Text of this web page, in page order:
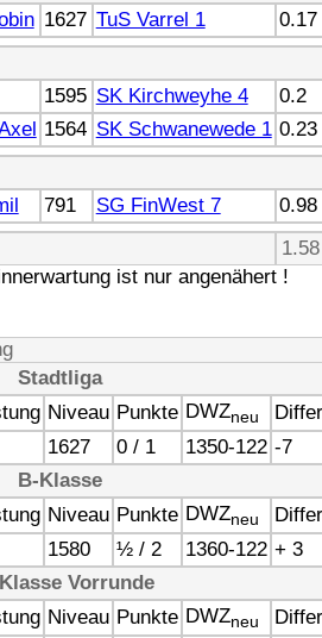
1627 TuS Varrel 1 0.17
1595 SK Kirchweyhe 4 0.2
1564 SK Schwanewede 1 0.23
791 SG FinWest 7 0.98
1.58
ist nur angenähert !
Stadtliga
Niveau Punkte DWZneu
1627 0 / 1 1350-122 -7
B-Klasse
Niveau Punkte DWZneu
1580 ½ / 2 1360-122 + 3
Vorrunde
Niveau Punkte DWZneu